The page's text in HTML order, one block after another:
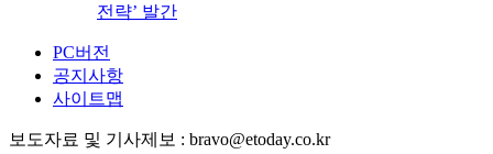
전략’ 발간
PC버전
공지사항
사이트맵
보도자료 및 기사제보 : bravo@etoday.co.kr